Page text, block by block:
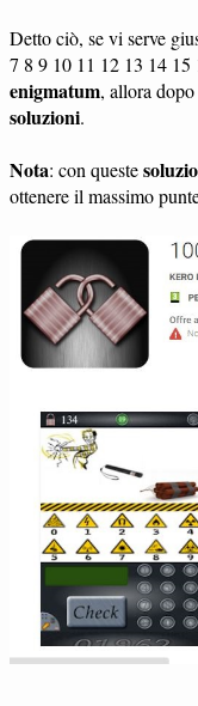
Detto ciò, se vi serve
7 8 9 10 11 12 13 14 15
enigmatum, allora
soluzioni.
Nota: con queste
ottenere il massimo